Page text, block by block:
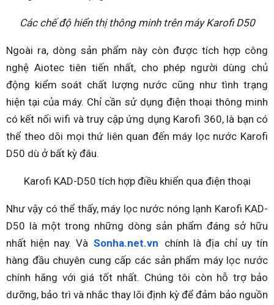
Các chế độ hiển thị thông minh trên máy Karofi D50
Ngoài ra, dòng sản phẩm này còn được tích hợp công
nghệ Aiotec tiên tiến nhất, cho phép người dùng chủ
động kiểm soát chất lượng nước cũng như tình trạng
hiện tại của máy. Chỉ cần sử dụng điện thoại thông minh
có kết nối wifi và truy cập ứng dụng Karofi 360, là bạn có
thể theo dõi mọi thứ liên quan đến máy lọc nước Karofi
D50 dù ở bất kỳ đâu.
Karofi KAD-D50 tích hợp điều khiển qua điện thoại
Như vậy có thể thấy, máy lọc nước nóng lạnh Karofi KAD-
D50 là một trong những dòng sản phẩm đáng sở hữu
nhất hiện nay. Và Sonha.net.vn chính là địa chỉ uy tín
hàng đầu chuyên cung cấp các sản phẩm máy lọc nước
chính hãng với giá tốt nhất. Chúng tôi còn hỗ trợ bảo
dưỡng, bảo trì và nhắc thay lõi định kỳ để đảm bảo nguồn